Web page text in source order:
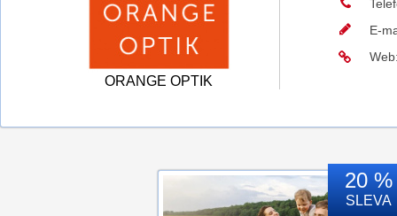
ORANGE OPTIK
E-
20 %
SLEVA